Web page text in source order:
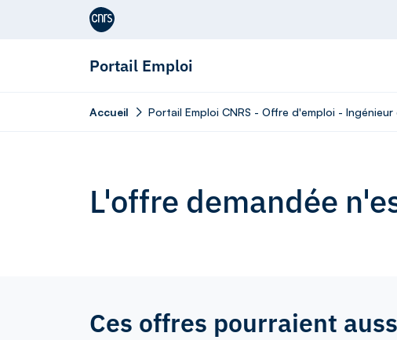
Aller au contenu
Portail Emploi
Accueil Portail Emploi CNRS - Offre d'emploi -
L'offre demandée
Ces offres pourraient